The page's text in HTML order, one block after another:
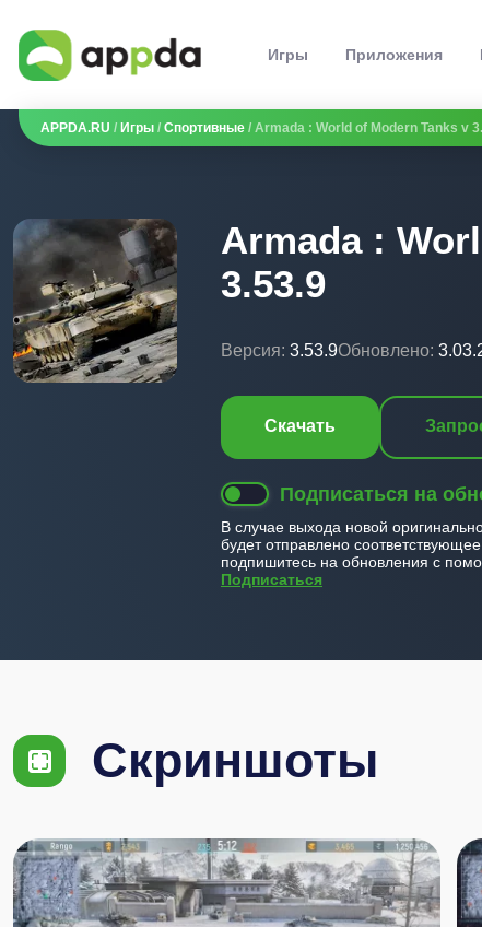
Игры Приложения
APPDA.RU / Игры / Спортивные / Armada : World of Modern Tanks v
Armada :
3.53.9
Версия: 3.53.9Обновлено:
Скачать
Подписаться на
В случае выхода новой
будет отправлено
подпишитесь на обновления с
Подписаться
Скриншоты